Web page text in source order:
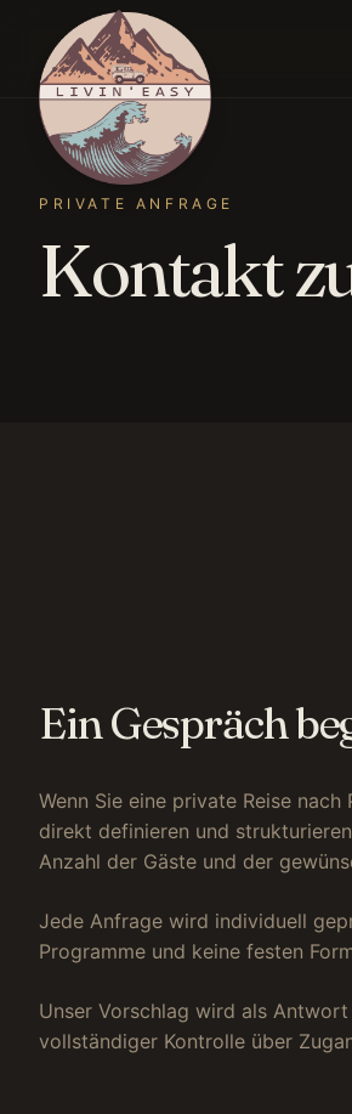
PRIVATE ANFRAGE
Kontakt
Ein Gespräch
Wenn Sie eine private Reise
direkt definieren und
Anzahl der Gäste und der
Jede Anfrage wird individuell
Programme und keine festen
Unser Vorschlag wird als
vollständiger Kontrolle über